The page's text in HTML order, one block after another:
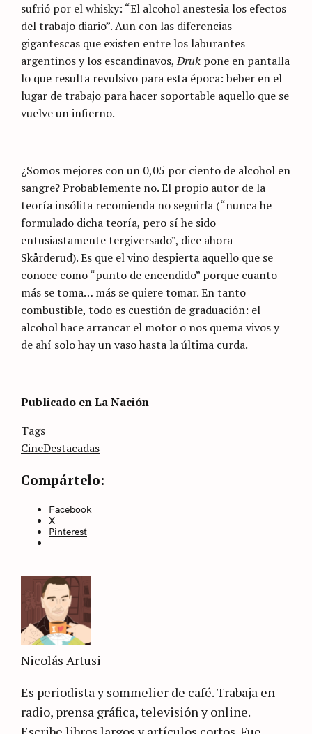
sufrió por el whisky: “El alcohol anestesia los efectos
del trabajo diario”. Aun con las diferencias
gigantescas que existen entre los laburantes
argentinos y los escandinavos,Druk pone en pantalla
lo que resulta revulsivo para esta época: beber en el
lugar de trabajo para hacer soportable aquello que se
vuelve un infierno.
¿Somos mejores con un 0,05 por ciento de alcohol en
sangre? Probablemente no. El propio autor de la
teoría insólita recomienda no seguirla (“nunca he
formulado dicha teoría, pero sí he sido
entusiastamente tergiversado”, dice ahora
Skårderud). Es que el vino despierta aquello que se
conoce como “punto de encendido” porque cuanto
más se toma… más se quiere tomar. En tanto
combustible, todo es cuestión de graduación: el
alcohol hace arrancar el motor o nos quema vivos y
de ahí solo hay un vaso hasta la última curda.
Publicado en La Nación
Categories
categoría
Tags
CineDestacadas
Compártelo:
Facebook
X
Pinterest
Nicolás Artusi
Es periodista y sommelier de café. Trabaja en
radio, prensa gráfica, televisión y online.